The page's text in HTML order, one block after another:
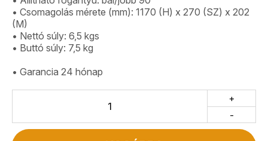
• Csomagolás mérete (mm): 1170 (H) x 270 (SZ) x 202
(M)
• Nettó súly: 6,5 kgs
• Buttó súly: 7,5 kg
• Garancia 24 hónap
-
+